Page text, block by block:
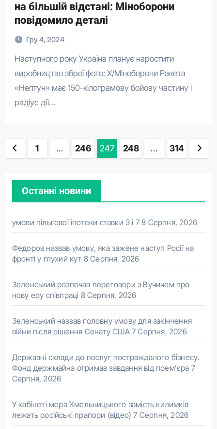
на більшій відстані: Міноборони
повідомило деталі
Гру 4, 2024
Наступного року Україна планує наростити
виробництво зброї фото: X/Міноборони Ракета
«Нептун» має 150-кілограмову бойову частину і
радіус дії…
Пагінація
1 … 246 247 248 … 314
Останні новини
умови пільгової іпотеки ставки 3 і 7 8 Серпня, 2026
Федоров назвав умову, яка зажене наступ Росії на
фронті у глухий кут 8 Серпня, 2026
Зеленський розпочав переговори з Вучичем про
нову еру співпраці 8 Серпня, 2026
Зеленський назвав головну умову для закінчення
війни після рішення Сенату США 7 Серпня, 2026
Державні склади до послуг постраждалого бізнесу.
Фонд держмайна отримав завдання від прем’єра 7
Серпня, 2026
У кабінеті мера Хмельницького замість килимків
лежать російські прапори (відео) 7 Серпня, 2026